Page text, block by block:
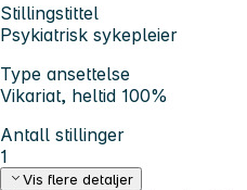
Stillingstittel
Psykiatrisk sykepleier
Type ansettelse
Vikariat, heltid 100%
Antall stillinger
1
Vis flere detaljer